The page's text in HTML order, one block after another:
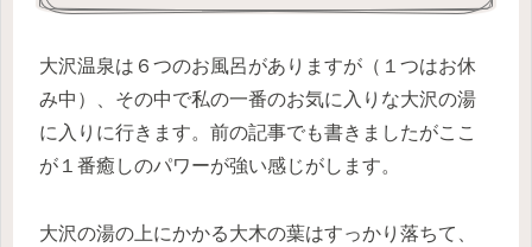
大沢温泉は６つのお風呂がありますが（１つはお休
み中）、その中で私の一番のお気に入りな大沢の湯
に入りに行きます。前の記事でも書きましたがここ
が１番癒しのパワーが強い感じがします。
大沢の湯の上にかかる大木の葉はすっかり落ちて、